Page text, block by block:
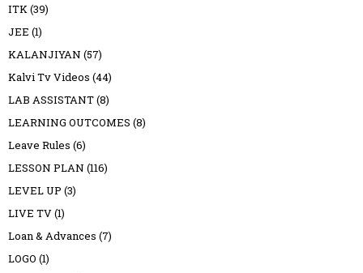
ITK(39)
JEE (1)
KALANJIYAN (57)
Kalvi Tv Videos (44)
LAB ASSISTANT(8)
LEARNING OUTCOMES (8)
Leave Rules (6)
LESSON PLAN (116)
LEVEL UP (3)
LIVE TV(1)
Loan & Advances (7)
LOGO (1)